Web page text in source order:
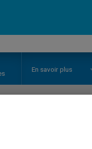
En savoir plus